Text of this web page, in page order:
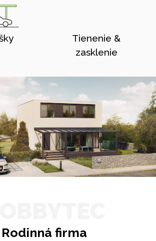
Tienenie &
zasklenie
Rodinná firma